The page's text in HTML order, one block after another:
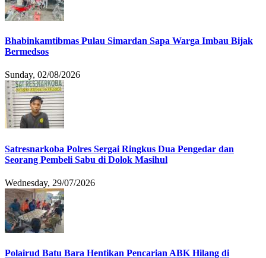
Bhabinkamtibmas Pulau Simardan Sapa Warga Imbau Bijak
Bermedsos
Sunday, 02/08/2026
Satresnarkoba Polres Sergai Ringkus Dua Pengedar dan
Seorang Pembeli Sabu di Dolok Masihul
Wednesday, 29/07/2026
Polairud Batu Bara Hentikan Pencarian ABK Hilang di